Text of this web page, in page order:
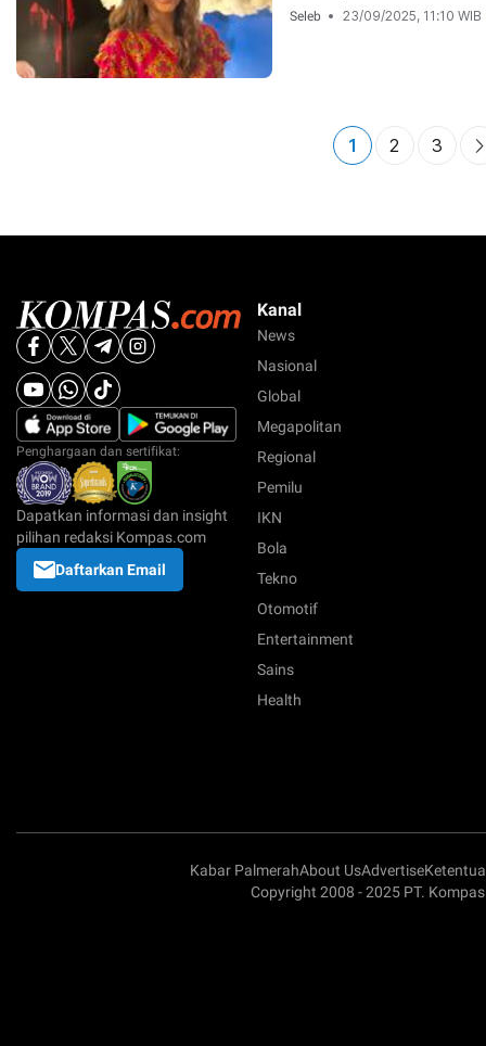
Seleb 23/09/2025, 11:10 WIB
1 2 3
Penghargaan dan sertifikat:
Dapatkan informasi dan insight
pilihan redaksi Kompas.com
Daftarkan Email
Kanal
News
Nasional
Global
Megapolitan
Regional
Pemilu
IKN
Bola
Tekno
Otomotif
Entertainment
Sains
Health
Kabar PalmerahAbout UsAdvertise
Copyright 2008 - 2025 PT.